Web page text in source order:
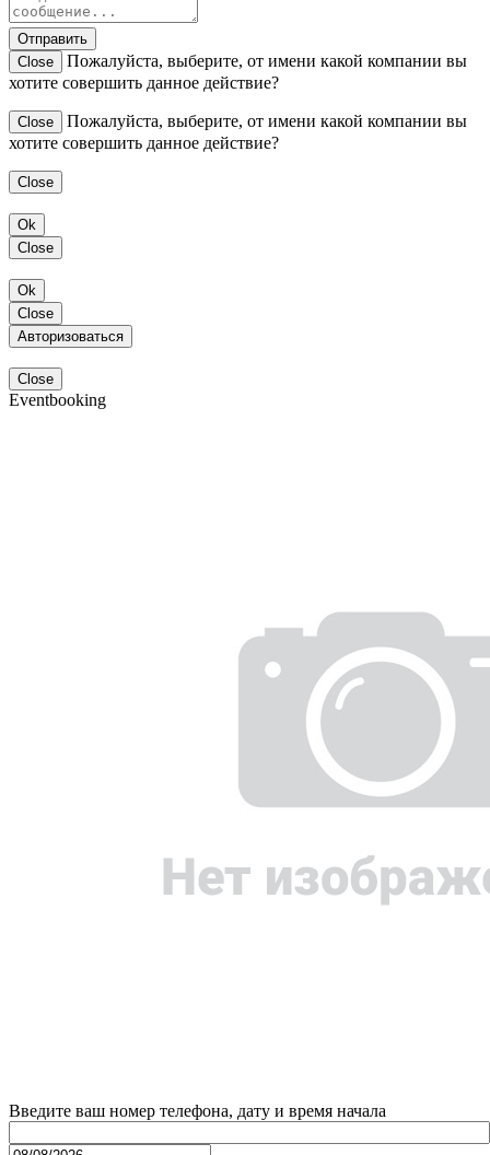
Отправить
Close
Пожалуйста, выберите, от имени какой компании вы
хотите совершить данное действие?
Close
Пожалуйста, выберите, от имени какой компании вы
хотите совершить данное действие?
Close
Ok
Close
Ok
Close
Авторизоваться
Close
Eventbooking
Введите ваш номер телефона, дату и время начала